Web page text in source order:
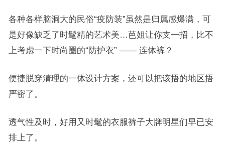
各种各样脑洞大的民俗“疫防装”虽然是归属感爆满，可
是好像缺乏了时髦精的艺术美…芭姐让你支一招，比不
上考虑一下时尚圈的“防护衣” —— 连体裤？
便捷脱穿清理的一体设计方案，还可以把该捂的地区捂
严密了。
透气性及时，好用又时髦的衣服裤子大牌明星们早已安
排上了。